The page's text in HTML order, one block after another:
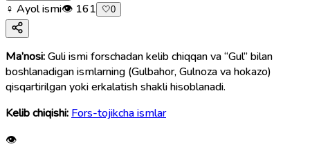
♀ Ayol ismi👁 161 🤍0
Ma’nosi:Guli ismi forschadan kelib chiqqan va “Gul” bilan
boshlanadigan ismlarning (Gulbahor, Gulnoza va hokazo)
qisqartirilgan yoki erkalatish shakli hisoblanadi.
Kelib chiqishi: Fors-tojikcha ismlar
👁